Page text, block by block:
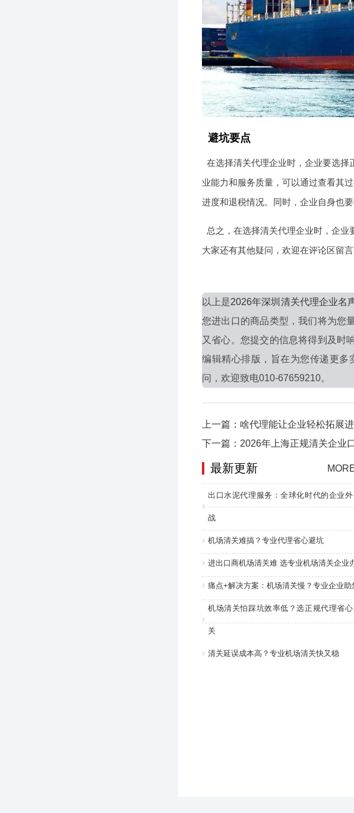
避坑要点
在选择清关代理企业时，企业要选
业能力和服务质量，可以通过查看其
进度和退税情况。同时，企业自身也
总之，在选择清关代理企业时，企
大家还有其他疑问，欢迎在评论区留言
以上是2026年深圳清关代理企业名
您进出口的商品类型，我们将为您
又省心。您提交的信息将得到及时
编辑精心排版，旨在为您传递更
问，欢迎致电010-67659210。
上一篇：啥代理能让企业轻松拓展
下一篇：2026年上海正规清关企业
最新更新
出口水泥代理服务：全球化时代的企业
战
机场清关难搞？专业代理省心避坑
进出口商机场清关难 选专业机场清关企业
痛点+解决方案：机场清关慢？专业企业助
机场清关怕踩坑效率低？选正规代理省心
关
清关延误成本高？专业机场清关快又稳